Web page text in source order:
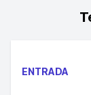
ENTRADA